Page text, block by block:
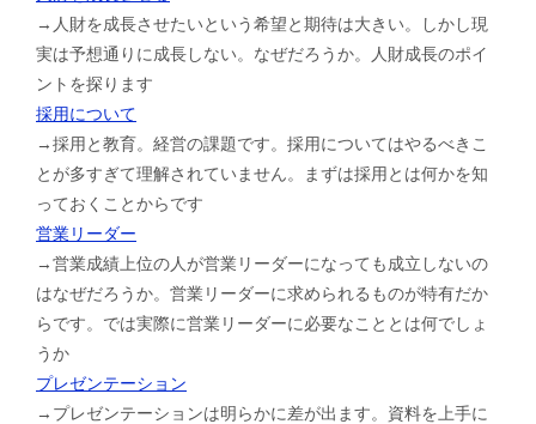
→人財を成長させたいという希望と期待は大きい。しかし現
実は予想通りに成長しない。なぜだろうか。人財成長のポイ
ントを探ります
採用について
→採用と教育。経営の課題です。採用についてはやるべきこ
とが多すぎて理解されていません。まずは採用とは何かを知
っておくことからです
営業リーダー
→営業成績上位の人が営業リーダーになっても成立しないの
はなぜだろうか。営業リーダーに求められるものが特有だか
らです。では実際に営業リーダーに必要なこととは何でしょ
うか
プレゼンテーション
→プレゼンテーションは明らかに差が出ます。資料を上手に